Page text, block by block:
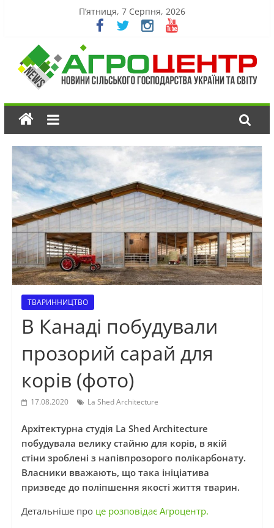
П’ятниця, 7 Серпня, 2026
ТВАРИННИЦТВО
В Канаді побудували
прозорий сарай для
корів (фото)
17.08.2020 La Shed Architecture
Архітектурна студія La Shed Architecture
побудувала велику стайню для корів, в якій
стіни зроблені з напівпрозорого полікарбонату.
Власники вважають, що така ініціатива
призведе до поліпшення якості життя тварин.
Детальніше про це розповідає Агроцентр.